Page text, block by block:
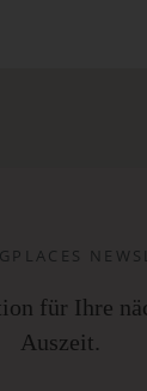
für Ihre
Auszeit.